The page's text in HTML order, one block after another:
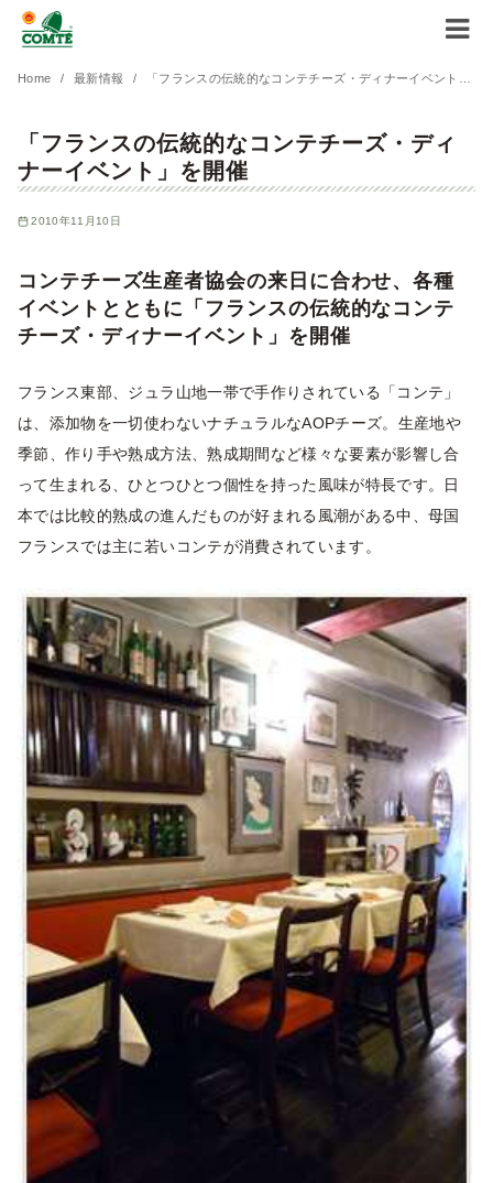
Home 最新情報 「フランスの伝統的なコンテチーズ・ディナーイベント」を開催
「フランスの伝統的なコンテチーズ・ディ
ナーイベント」を開催
2010年11月10日
コンテチーズ生産者協会の来日に合わせ、各種
イベントとともに「フランスの伝統的なコンテ
チーズ・ディナーイベント」を開催
フランス東部、ジュラ山地一帯で手作りされている「コンテ」
は、添加物を一切使わないナチュラルなAOPチーズ。生産地や
季節、作り手や熟成方法、熟成期間など様々な要素が影響し合
って生まれる、ひとつひとつ個性を持った風味が特長です。日
本では比較的熟成の進んだものが好まれる風潮がある中、母国
フランスでは主に若いコンテが消費されています。